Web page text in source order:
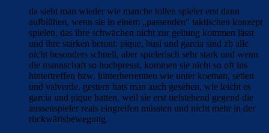
da sieht man wieder wie manche tollen spieler erst dann
aufblühen, wenn sie in einem „passenden“ taktischen konzept
spielen, das ihre schwächen nicht zur geltung kommen lässt
und ihre stärken betont: pique, busi und garcia sind zb alle
nicht besonders schnell, aber spielerisch sehr stark und wenn
die mannschaft so hochpresst, kommen sie nicht so oft ins
hintertreffen bzw. hinterherrennen wie unter koeman, setien
und valverde. gestern hats man auch gesehen, wie leicht es
garcia und pique hatten, weil sie erst tiefstehend gegend die
aussenspieler reals eingreifen müssten und nicht mehr in der
rückwärtsbewegung.